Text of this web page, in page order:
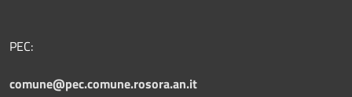
PEC:
comune@pec.comune.rosora.an.it